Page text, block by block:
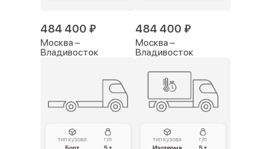
484 400 ₽
Москва –
Владивосток
484 400 ₽
Москва –
Владивосток